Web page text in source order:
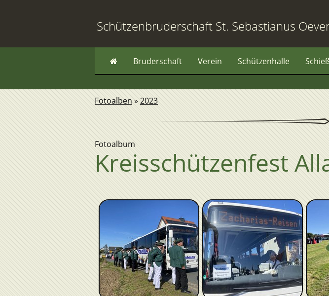
Schützenbruderschaft St. Sebastianus
Bruderschaft Verein Schützenhalle
Fotoalben » 2023
Fotoalbum
Kreisschützenfest